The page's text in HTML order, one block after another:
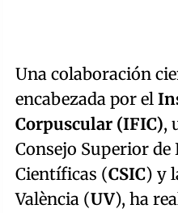
Una colaboración
encabezada por el
Corpuscular (IFIC),
Consejo Superior de
Científicas (CSIC) y
València (UV), ha